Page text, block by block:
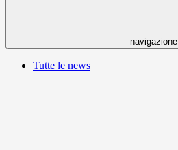
navigazione
Tutte le news